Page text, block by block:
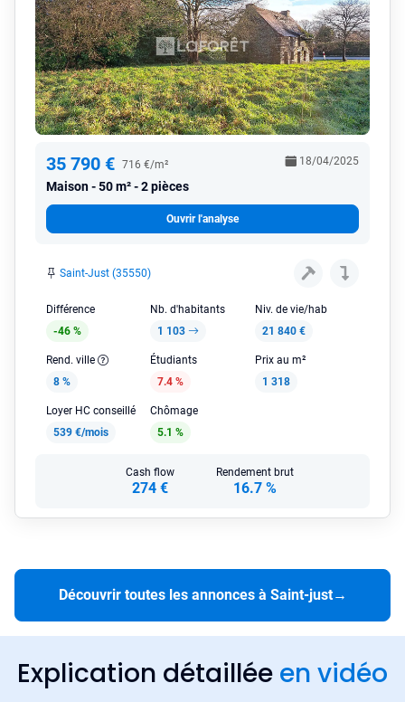
35 790 € 716 €/m²
Maison 50 m² - 2 pièces
18/04/2025
Ouvrir l'analyse
Saint-Just (35550)
Différence
-46 %
Nb. d'habitants
1 103
Niv. de vie/hab
21 840 €
Rend. ville
8 %
Étudiants
7.4 %
Prix au m²
1 318
Loyer HC conseillé
539 €/mois
Chômage
5.1 %
Cash flow
274 €
Rendement brut
16.7 %
Découvrir toutes les annonces à Saint-just→
Explication détaillée en vidéo